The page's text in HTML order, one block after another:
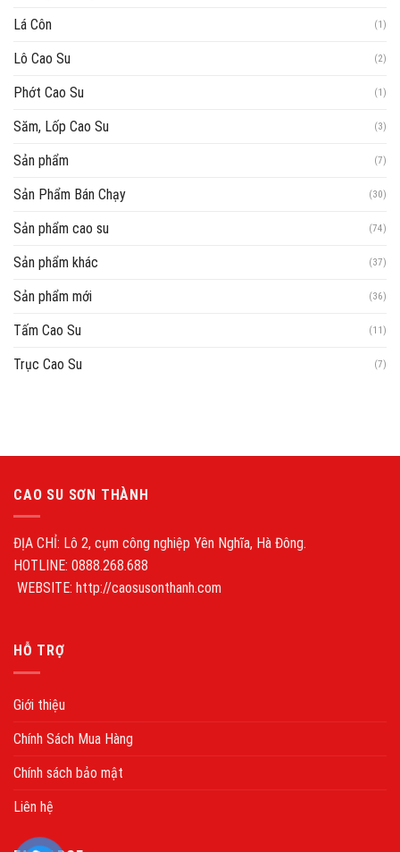
Lá Côn (1)
Lô Cao Su (2)
Phớt Cao Su (1)
Săm, Lốp Cao Su (3)
Sản phẩm (7)
Sản Phẩm Bán Chạy (30)
Sản phẩm cao su (74)
Sản phẩm khác (37)
Sản phẩm mới (36)
Tấm Cao Su (11)
Trục Cao Su (7)
CAO SU SƠN THÀNH
ĐỊA CHỈ: Lô 2, cụm công nghiệp Yên Nghĩa, Hà Đông.
HOTLINE: 0888.268.688
WEBSITE: http://caosusonthanh.com
HỖ TRỢ
Giới thiệu
Chính Sách Mua Hàng
Chính sách bảo mật
Liên hệ